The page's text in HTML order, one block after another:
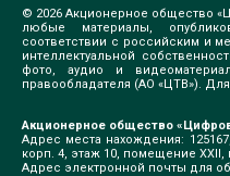
© 2026 Акционерное общество
любые материалы,
соответствии с российским и
интеллектуальной
фото, аудио и
правообладателя (АО «ЦТВ»).
Акционерное общество
Адрес места нахождения:
корп. 4, этаж 10, помещение XXII,
Адрес электронной почты для